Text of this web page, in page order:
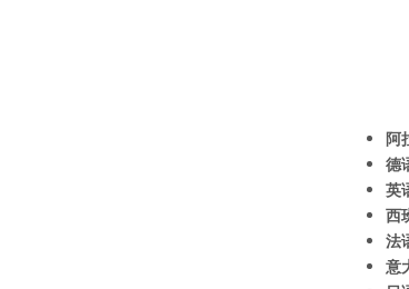
阿
德
英
西
法
意